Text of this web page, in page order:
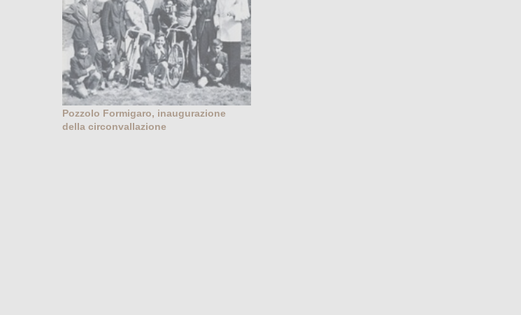
Pozzolo Formigaro, inaugurazione
della circonvallazione